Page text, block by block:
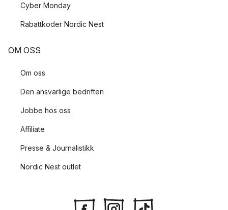
Cyber Monday
Rabattkoder Nordic Nest
OM OSS
Om oss
Den ansvarlige bedriften
Jobbe hos oss
Affiliate
Presse & Journalistikk
Nordic Nest outlet